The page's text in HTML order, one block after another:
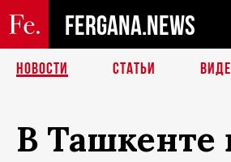
FERGANA.NEWS
НОВОСТИ СТАТЬИ
В Ташкенте